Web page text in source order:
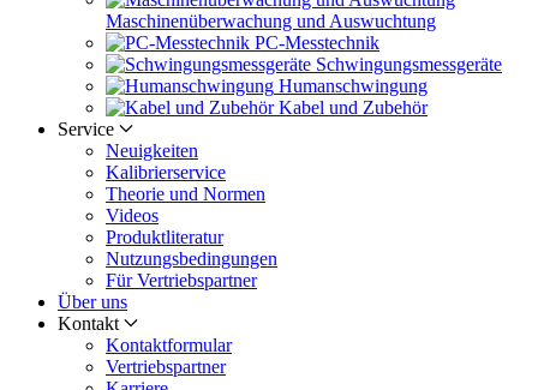
Maschinen­überwachung und Auswuchtung
PC-Messtechnik
Schwingungs­messgeräte
Human­schwingung
Kabel und Zubehör
Service
Neuigkeiten
Kalibrier­service
Theorie und Normen
Videos
Produkt­literatur
Nutzungs­bedingungen
Für Vertriebs­partner
Über uns
Kontakt
Kontaktformular
Vertriebs­partner